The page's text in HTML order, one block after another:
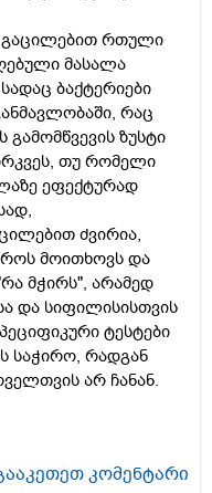
გაცილებით რთული
მასალა
ბაქტერიები
რაც
ზუსტი
თუ რომელი
ეფექტურად
ძვირია,
მოითხოვს და
მჭირს", არამედ
და სიფილისისთვის
ტესტები
საჭირო, რადგან
არ ჩანან.
კომენტარი